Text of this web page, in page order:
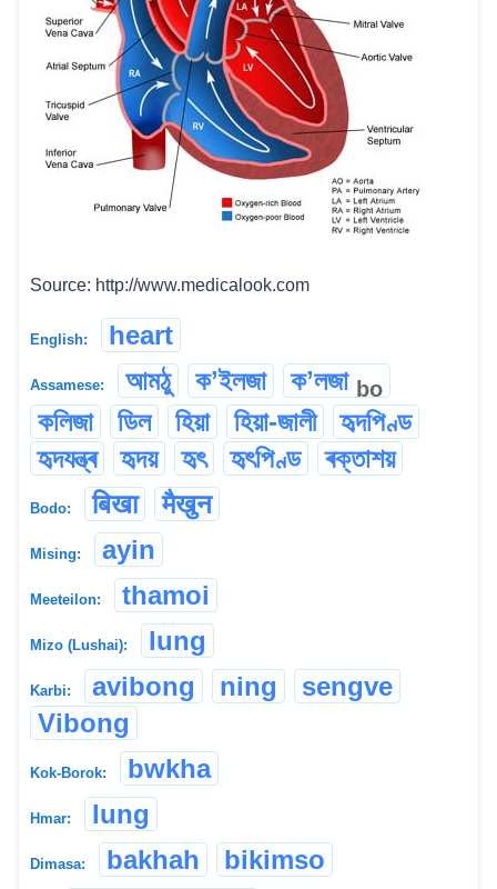
Source: http://www.medicalook.com
English: heart
Assamese: আমঠু কʼইলজা কʼলজা bo
কলিজা ডিল হিয়া হিয়া-জালী
হৃদপিণ্ড
হৃদযন্ত্ৰ
হৃদয় হৃৎ হৃৎপিণ্ড ৰক্তাশয়
Bodo: बिखा मैखुन
Mising: ayin
Meeteilon: thamoi
Mizo (Lushai): lung
Karbi: avibong ning
sengve
Vibong
Kok-Borok: bwkha
Hmar: lung
Dimasa: bakhah bikimso